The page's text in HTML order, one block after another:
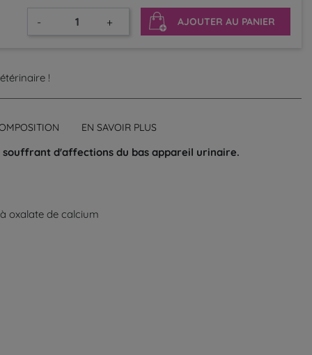
- + AJOUTER AU PANIER
!
EN SAVOIR PLUS
d'affections du bas appareil urinaire.
oxalate de calcium